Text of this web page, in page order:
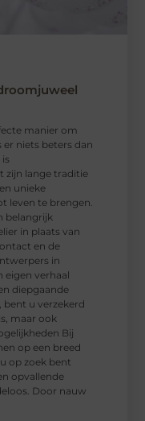
manier om
niets beters dan
is
zijn lange traditie
unieke
leven te brengen.
belangrijk
in plaats van
en de
in
eigen verhaal
diepgaande
bent u verzekerd
maar ook
Bij
op een breed
op zoek bent
opvallende
Door nauw